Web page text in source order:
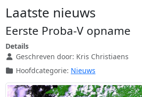
Laatste nieuws
Eerste Proba-V opname
Details
Geschreven door: Kris Christiaens
Hoofdcategorie: Nieuws